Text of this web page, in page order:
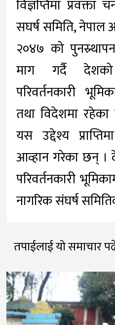
विज्ञप्तिमा प्रवक्ता
सघर्ष समिति, नेपाल
२०४७ को
माग गर्दै
परिवर्तनकारी
तथा विदेशमा रहेका
यस उद्देश्य
आव्हान गरेका छन् ।
परिवर्तनकारी
नागरिक संघर्ष
तपाईलाई यो समाचार